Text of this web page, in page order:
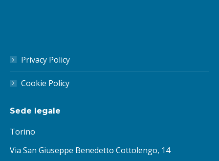
Privacy Policy
Cookie Policy
Sede legale
Torino
Via San Giuseppe Benedetto Cottolengo, 14